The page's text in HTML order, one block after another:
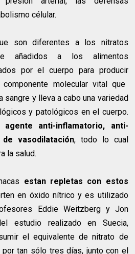
célular.
son diferentes a los nitratos
añadidos a los alimentos
por el cuerpo para producir
componente molecular vital que
sangre y lleva a cabo una variedad
y patológicos en el cuerpo.
anti-inflamatorio, anti-
vasodilatación, todo lo cual
la salud.
estan repletas con estos
en óxido nítrico y es utilizado
Eddie Weitzberg y Jon
estudio realizado en Suecia,
el equivalente de nitrato de
tan sólo tres días, junto con el